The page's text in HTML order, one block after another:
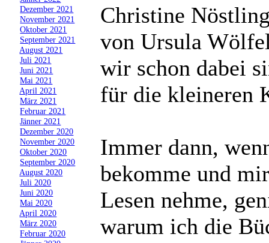
»Dezember 2021
»November 2021
»Oktober 2021
September 2021
August 2021
»Juli 2021
»Juni 2021
»Mai 2021
April 2021
»März 2021
»Februar 2021
»Jänner 2021
»Dezember 2020
»November 2020
»Oktober 2020
September 2020
August 2020
»Juli 2020
»Juni 2020
»Mai 2020
April 2020
»März 2020
»Februar 2020
Christine
von Ursula
wir schon dabei
für die kleineren
Immer dann,
bekomme und
Lesen nehme,
warum ich die